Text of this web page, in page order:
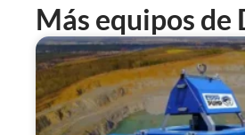
Más equipos de